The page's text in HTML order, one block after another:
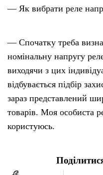
— Як вибрати реле
— Спочатку треба
номінальну напругу
виходячи з цих
відбувається підбір
зараз представлений
товарів. Моя особиста
користуюсь.